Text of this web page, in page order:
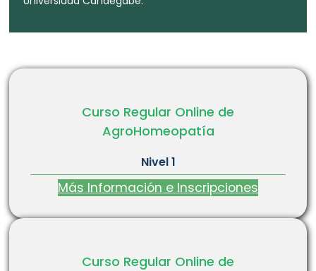
Curso Regular Online de
AgroHomeopatía
Nivel 1
Más Información e Inscripciones
Curso Regular Online de